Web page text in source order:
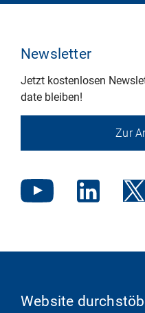
Newsletter
Jetzt kostenlosen
date bleiben!
Zur
Website